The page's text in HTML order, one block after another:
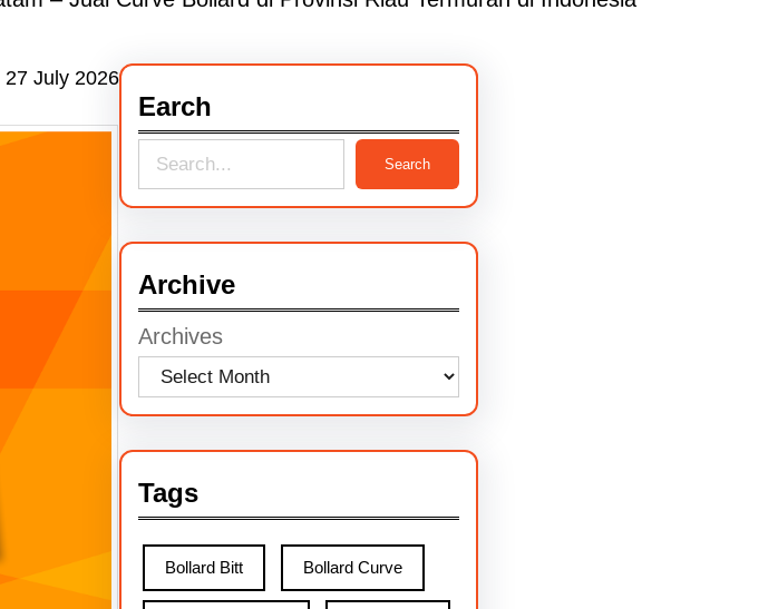
27 July 2026
Earch
e
r
c
h
Search
Archive
Archives
Tags
Bollard Bitt Bollard Curve